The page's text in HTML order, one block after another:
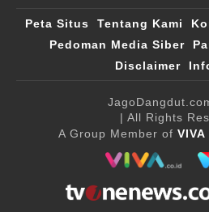
Peta Situs Tentang Kami
Pedoman Media Siber
Disclaimer
| All Rights
A Group Member of